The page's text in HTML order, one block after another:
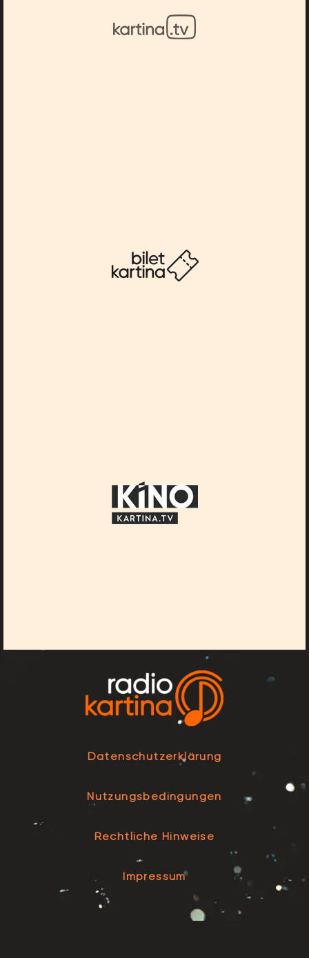
Datenschutzerklärung
Nutzungsbedingungen
Rechtliche Hinweise
Impressum